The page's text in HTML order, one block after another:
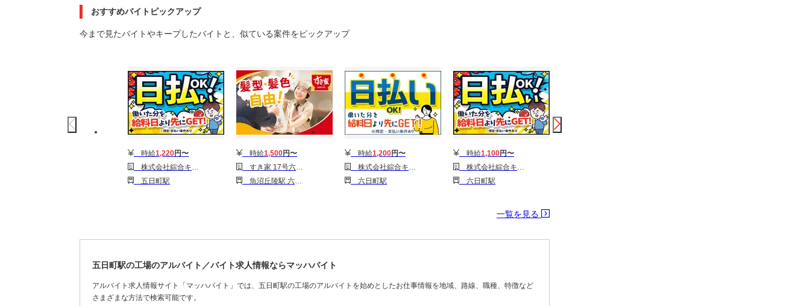
おすすめバイトピックアップ
今まで見たバイトやキープしたバイトと、似ている案件をピックアップ
時給1,220円〜
株式会社綜合キャリアオプション(1314GH0803G28★19-N)
五日町駅
時給1,500円〜
すき家 17号六日町IC東店4
魚沼丘陵駅 六日町駅
時給1,200円〜
株式会社綜合キャリアオプション(1314GH0803G28★20-N)
六日町駅
時給1,100円〜
株式会社綜合キャリアオプション(1314GH0803G28★25-N)
六日町駅
一覧を見る
五日町駅の工場のアルバイト／バイト求人情報ならマッハバイト
アルバイト求人情報サイト「マッハバイト」では、五日町駅の工場のアルバイトを始めとしたお仕事情報を地域、路線、職種、特徴など
さまざまな方法で検索可能です。